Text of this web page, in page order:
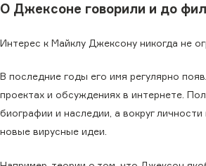
О Джексоне говорили и до
Интерес к Майклу Джексону никогда не
В последние годы его имя регулярно
проектах и обсуждениях в интернете.
биографии и наследии, а вокруг
новые вирусные идеи.